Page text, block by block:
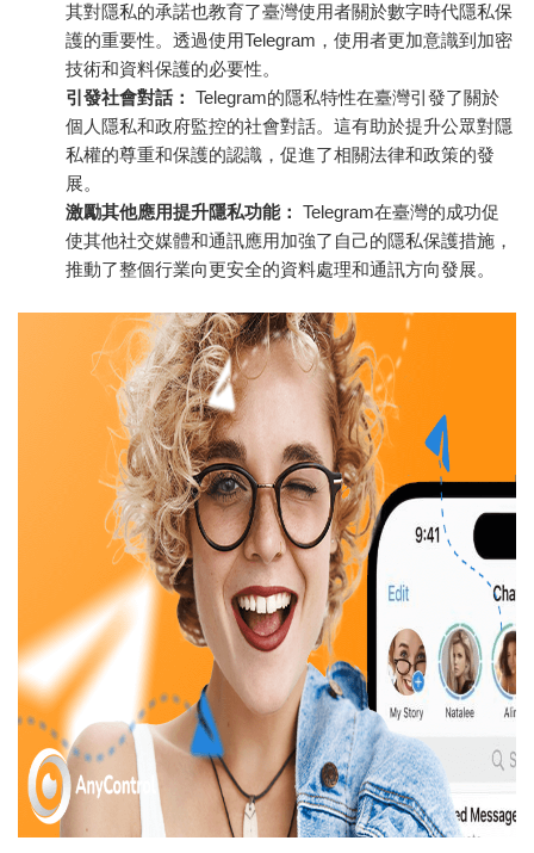
其對隱私的承諾也教育了臺灣使用者關於數字時代隱私保
護的重要性。透過使用Telegram，使用者更加意識到加密
技術和資料保護的必要性。
引發社會對話： Telegram的隱私特性在臺灣引發了關於
個人隱私和政府監控的社會對話。這有助於提升公眾對隱
私權的尊重和保護的認識，促進了相關法律和政策的發
展。
激勵其他應用提升隱私功能： Telegram在臺灣的成功促
使其他社交媒體和通訊應用加強了自己的隱私保護措施，
推動了整個行業向更安全的資料處理和通訊方向發展。